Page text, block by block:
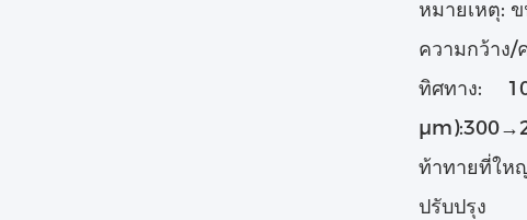
หมายเหตุ:
ความกว้าง/
ทิศทาง:
ท้าทายที่ให
ปรับปรุง